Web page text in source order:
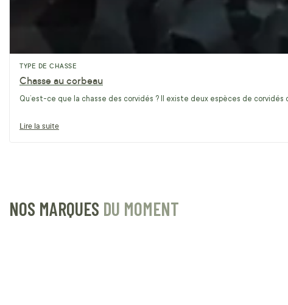
TYPE DE CHASSE
Chasse au corbeau
Qu’est-ce que la chasse des corvidés ? Il existe deux espèces de
Lire la suite
NOS MARQUES DU MOMENT